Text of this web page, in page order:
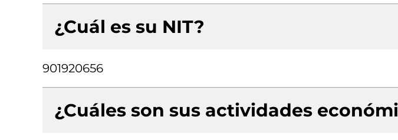
¿Cuál es su NIT?
901920656
¿Cuáles son sus actividades